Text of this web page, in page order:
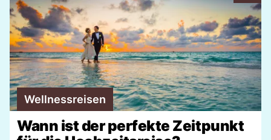
Wellnessreisen
Wann ist der perfekte Zeitpunkt